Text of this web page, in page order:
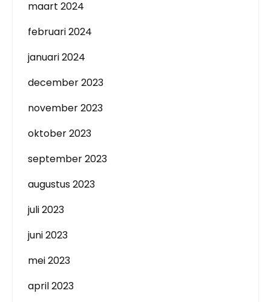
maart 2024
februari 2024
januari 2024
december 2023
november 2023
oktober 2023
september 2023
augustus 2023
juli 2023
juni 2023
mei 2023
april 2023